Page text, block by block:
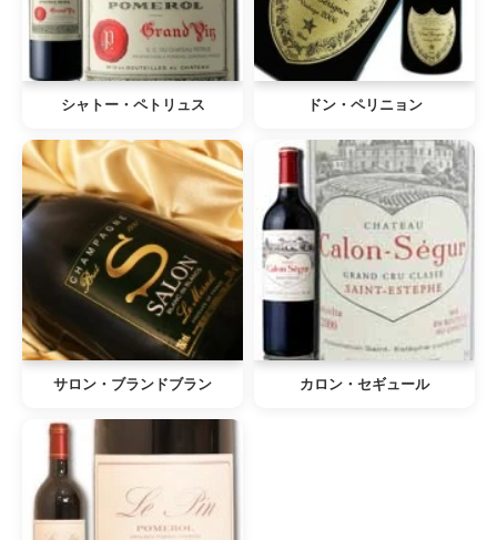
シャトー・ペトリュス ドン・ペリニョン
サロン・ブランドブラン カロン・セギュール